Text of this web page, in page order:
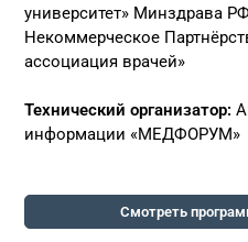
университет» Минздрава РФ
Некоммерческое
ассоциация врачей»
Технический организатор:
информации «МЕДФОРУМ»
Смотреть